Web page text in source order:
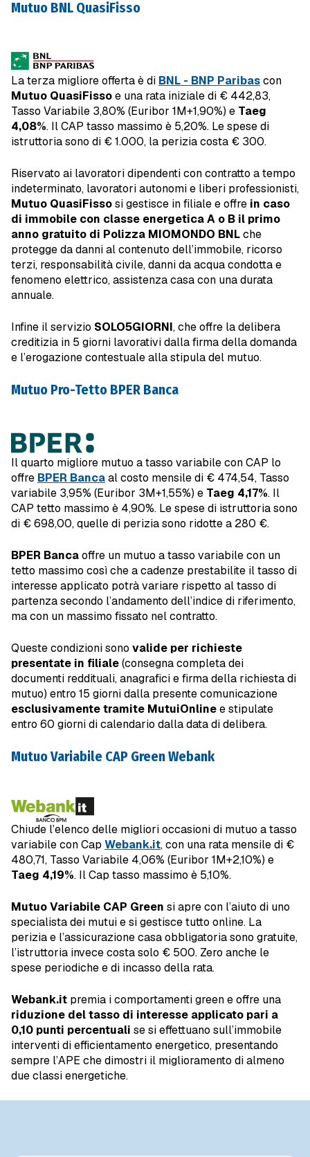
Mutuo BNL QuasiFisso
La terza migliore offerta è di BNL - BNP Paribascon
Mutuo QuasiFissoe una rata iniziale di € 442,83,
Tasso Variabile 3,80% (Euribor 1M+1,90%) e Taeg
4,08%. Il CAP tasso massimo è 5,20%. Le spese di
istruttoria sono di € 1.000, la perizia costa € 300.
Riservato ai lavoratori dipendenti con contratto a tempo
indeterminato, lavoratori autonomi e liberi professionisti,
Mutuo QuasiFissosi gestisce in filiale e offre in caso
di immobile con classe energetica A o B il primo
anno gratuito di Polizza MIOMONDO BNLche
protegge da danni al contenuto dell’immobile, ricorso
terzi, responsabilità civile, danni da acqua condotta e
fenomeno elettrico, assistenza casa con una durata
annuale.
Infine il servizio SOLO5GIORNI, che offre la delibera
creditizia in 5 giorni lavorativi dalla firma della domanda
e l’erogazione contestuale alla stipula del mutuo.
Mutuo Pro-Tetto BPER Banca
Il quarto migliore mutuo a tasso variabile con CAP lo
offre BPER Bancaal costo mensile di € 474,54, Tasso
variabile 3,95% (Euribor 3M+1,55%) e Taeg 4,17%. Il
CAP tetto massimo è 4,90%. Le spese di istruttoria sono
di € 698,00, quelle di perizia sono ridotte a 280 €.
BPER Bancaoffre un mutuo a tasso variabile con un
tetto massimo così che a cadenze prestabilite il tasso di
interesse applicato potrà variare rispetto al tasso di
partenza secondo l’andamento dell’indice di riferimento,
ma con un massimo fissato nel contratto.
Queste condizioni sono valide per richieste
presentate in filiale(consegna completa dei
documenti reddituali, anagrafici e firma della richiesta di
mutuo) entro 15 giorni dalla presente comunicazione
esclusivamente tramite MutuiOnlinee stipulate
entro 60 giorni di calendario dalla data di delibera.
Mutuo Variabile CAP Green Webank
Chiude l’elenco delle migliori occasioni di mutuo a tasso
variabile con Cap Webank.it, con una rata mensile di €
480,71, Tasso Variabile 4,06% (Euribor 1M+2,10%) e
Taeg 4,19%. Il Cap tasso massimo è 5,10%.
Mutuo Variabile CAP Green si apre con l’aiuto di uno
specialista dei mutui e si gestisce tutto online. La
perizia e l’assicurazione casa obbligatoria sono gratuite,
l’istruttoria invece costa solo € 500. Zero anche le
spese periodiche e di incasso della rata.
Webank.it premia i comportamenti green e offre una
riduzione del tasso di interesse applicato pari a
0,10 punti percentuali se si effettuano sull’immobile
interventi di efficientamento energetico, presentando
sempre l’APE che dimostri il miglioramento di almeno
due classi energetiche.